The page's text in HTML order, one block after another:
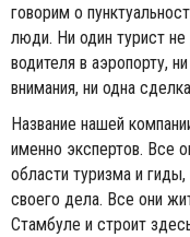
говорим о
люди. Ни один турист
водителя в аэропорту,
внимания, ни одна
Название нашей
именно экспертов. Все
области туризма и
своего дела. Все они
Стамбуле и строит